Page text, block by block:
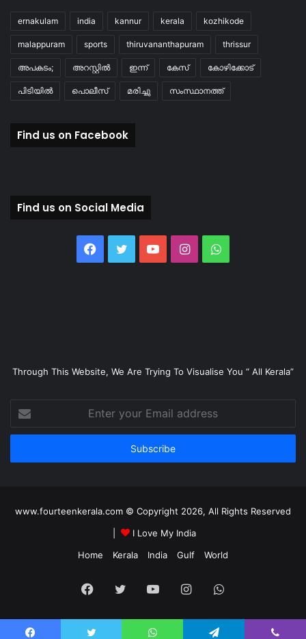
ernakulam india kannur kerala kozhikode
malappuram sports thiruvananthapuram thrissur
അപകടം; അറസ്റ്റിൽ ഇന്ന് കേസ് കോഴിക്കോട്
പിടിയിൽ പൊലീസ് മരിച്ചു സംസ്ഥാനത്ത്
Find us on Facebook
Find us on Social Media
Facebook
TwitterYouTubeInstagramWhatsApp
Through This Website, We Are Trying To Visualise You “ All Kerala”
your
Email
www.fourteenkerala.com © Copyright 2026, All Rights Reserved
I Love My India
Home
Kerala India Gulf World
Facebook
TwitterYouTubeInstagramWhatsApp